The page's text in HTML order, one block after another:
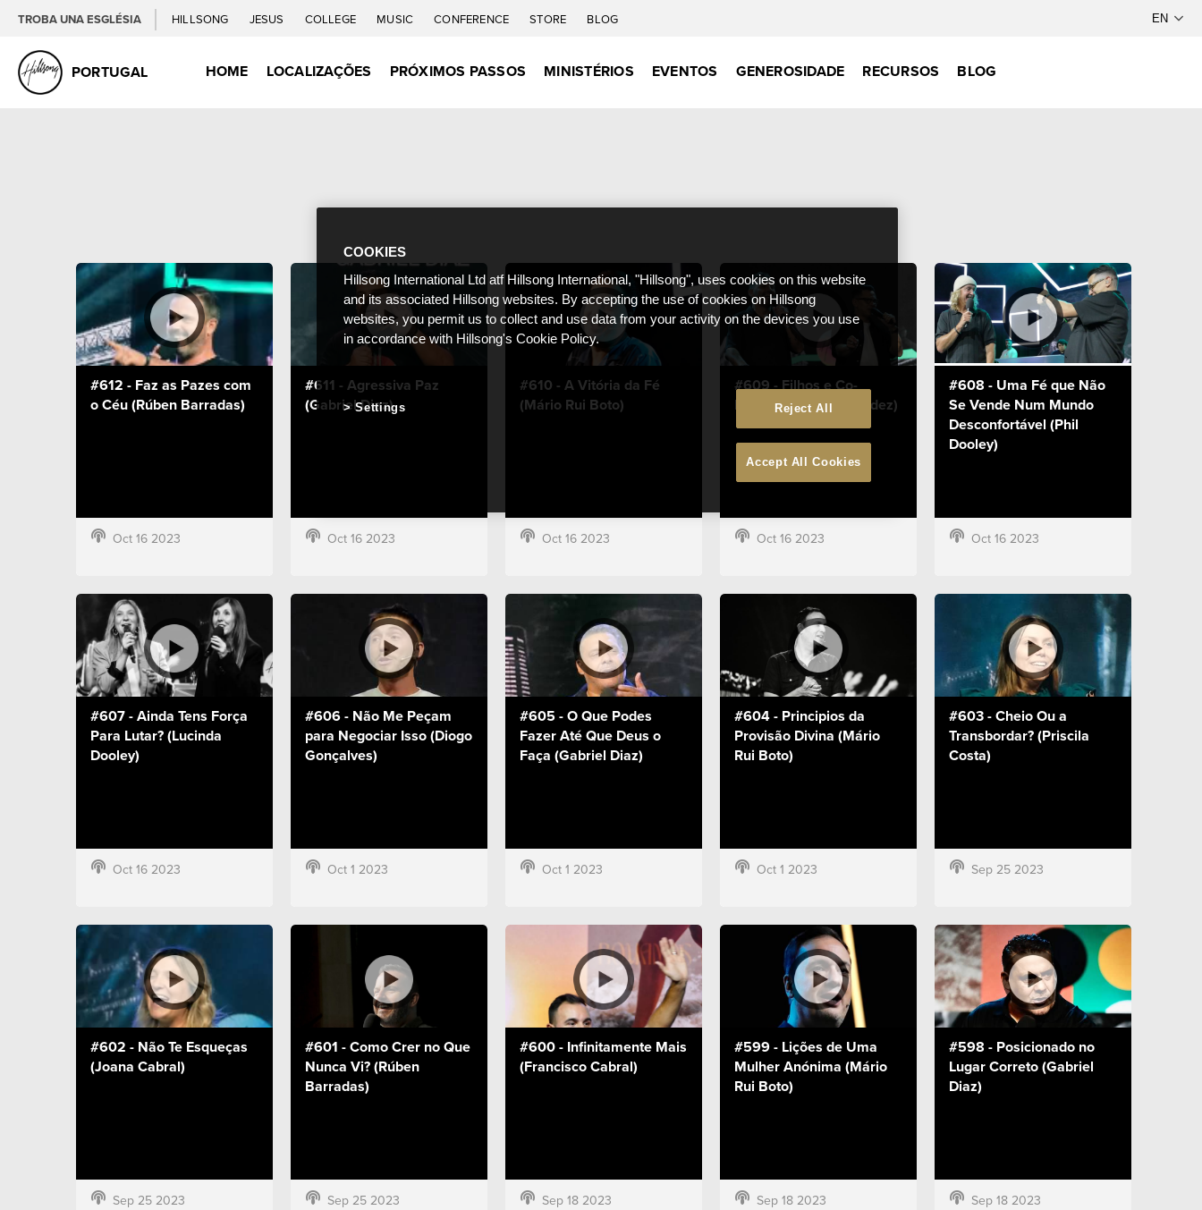
TROBA UNA ESGLÉSIA HILLSONG JESUS COLLEGE MUSIC CONFERENCE STORE BLOG
PORTUGAL HOME LOCALIZAÇÕES PRÓXIMOS PASSOS MINISTÉRIOS EVENTOS GENEROSIDADE RECURSOS BLOG
#612 - Faz as Pazes com
o Céu (Rúben Barradas)
Oct 16 2023
#611 - Agressiva Paz
(Gabriel Diaz)
Oct 16 2023
#610 - A Vitória da Fé
(Mário Rui Boto)
Oct 16 2023
#609 - Filhos e Co-
herdeiros (Chris Mendez)
Oct 16 2023
#608 - Uma Fé que Não
Se Vende Num Mundo
Desconfortável (Phil
Dooley)
Oct 16 2023
#607 - Ainda Tens Força
Para Lutar? (Lucinda
Dooley)
Oct 16 2023
#606 - Não Me Peçam
para Negociar Isso (Diogo
Gonçalves)
Oct 1 2023
#605 - O Que Podes
Fazer Até Que Deus o
Faça (Gabriel Diaz)
Oct 1 2023
#604 - Principios da
Provisão Divina (Mário
Rui Boto)
Oct 1 2023
#603 - Cheio Ou a
Transbordar? (Priscila
Costa)
Sep 25 2023
#602 - Não Te Esqueças
(Joana Cabral)
Sep 25 2023
#601 - Como Crer no Que
Nunca Vi? (Rúben
Barradas)
Sep 25 2023
#600 - Infinitamente Mais
(Francisco Cabral)
Sep 18 2023
#599 - Lições de Uma
Mulher Anónima (Mário
Rui Boto)
Sep 18 2023
#598 - Posicionado no
Lugar Correto (Gabriel
Diaz)
Sep 18 2023
COOKIES
Hillsong International Ltd atf Hillsong International, "Hillsong", uses cookies on this website
and its associated Hillsong websites. By accepting the use of cookies on Hillsong
websites, you permit us to collect and use data from your activity on the devices you use
in accordance with Hillsong's Cookie Policy.
Reject All
Accept All Cookies
Settings